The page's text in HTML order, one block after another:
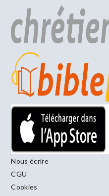
Nous écrire
CGU
Cookies